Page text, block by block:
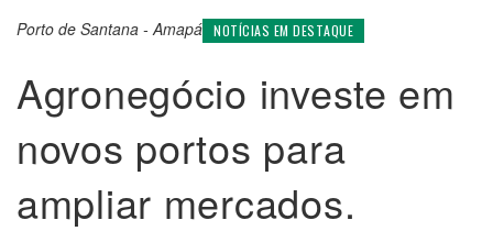
Porto de Santana - Amapá NOTÍCIAS EM DESTAQUE
Agronegócio investe em
novos portos para
ampliar mercados.